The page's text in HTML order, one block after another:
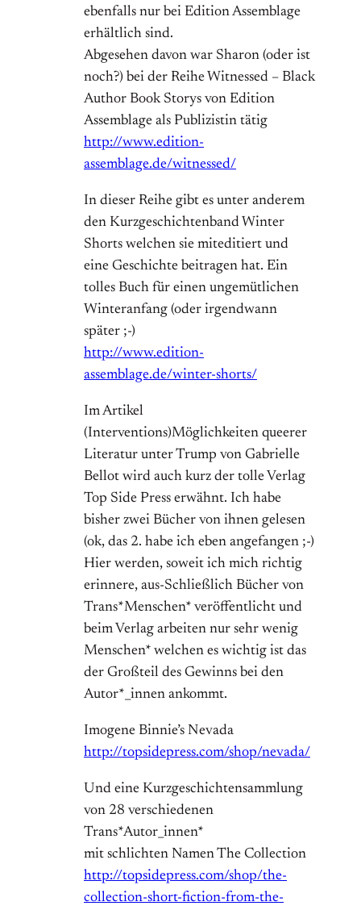
ebenfalls nur bei Edition Assemblage
erhältlich sind.
Abgesehen davon war Sharon (oder ist
noch?) bei der Reihe Witnessed – Black
Author Book Storys von Edition
Assemblage als Publizistin tätig
http://www.edition-
assemblage.de/witnessed/
In dieser Reihe gibt es unter anderem
den Kurzgeschichtenband Winter
Shorts welchen sie miteditiert und
eine Geschichte beitragen hat. Ein
tolles Buch für einen ungemütlichen
Winteranfang (oder irgendwann
später ;-)
http://www.edition-
assemblage.de/winter-shorts/
Im Artikel
(Interventions)Möglichkeiten queerer
Literatur unter Trump von Gabrielle
Bellot wird auch kurz der tolle Verlag
Top Side Press erwähnt. Ich habe
bisher zwei Bücher von ihnen gelesen
(ok, das 2. habe ich eben angefangen ;-)
Hier werden, soweit ich mich richtig
erinnere, aus-Schließlich Bücher von
Trans*Menschen* veröffentlicht und
beim Verlag arbeiten nur sehr wenig
Menschen* welchen es wichtig ist das
der Großteil des Gewinns bei den
Autor*_innen ankommt.
Imogene Binnie’s Nevada
http://topsidepress.com/shop/nevada/
Und eine Kurzgeschichtensammlung
von 28 verschiedenen
Trans*Autor_innen*
mit schlichten Namen The Collection
http://topsidepress.com/shop/the-
collection-short-fiction-from-the-